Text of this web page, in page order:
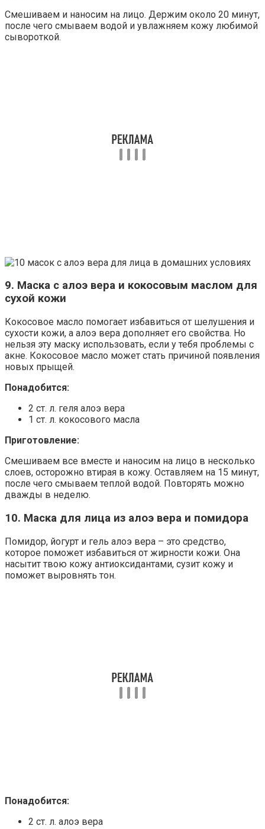
Смешиваем и наносим на лицо. Держим около 20 минут,
после чего смываем водой и увлажняем кожу любимой
сывороткой.
9. Маска с алоэ вера и кокосовым маслом для
сухой кожи
Кокосовое масло помогает избавиться от шелушения и
сухости кожи, а алоэ вера дополняет его свойства. Но
нельзя эту маску использовать, если у тебя проблемы с
акне. Кокосовое масло может стать причиной появления
новых прыщей.
Понадобится:
2 ст. л. геля алоэ вера
1 ст. л. кокосового масла
Приготовление:
Смешиваем все вместе и наносим на лицо в несколько
слоев, осторожно втирая в кожу. Оставляем на 15 минут,
после чего смываем теплой водой. Повторять можно
дважды в неделю.
10. Маска для лица из алоэ вера и помидора
Помидор, йогурт и гель алоэ вера – это средство,
которое поможет избавиться от жирности кожи. Она
насытит твою кожу антиоксидантами, сузит кожу и
поможет выровнять тон.
Понадобится:
2 ст. л. алоэ вера